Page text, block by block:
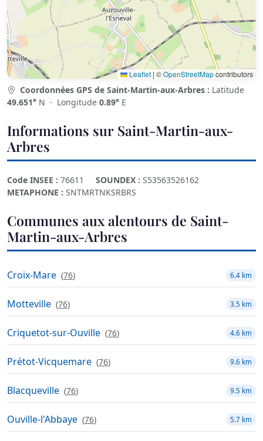
Leaflet | ©OpenStreetMapcontributors
Coordonnées GPS de Saint-Martin-aux-Arbres : Latitude
49.651° N · Longitude 0.89° E
Informations sur Saint-Martin-aux-
Arbres
Code INSEE : 76611 SOUNDEX : S53563526162
METAPHONE : SNTMRTNKSRBRS
Communes aux alentours de Saint-
Martin-aux-Arbres
Croix-Mare (76) 6.4 km
Motteville (76) 3.5 km
Criquetot-sur-Ouville (76) 4.6 km
Prétot-Vicquemare (76) 9.6 km
Blacqueville (76) 9.5 km
Ouville-l'Abbaye (76) 5.7 km